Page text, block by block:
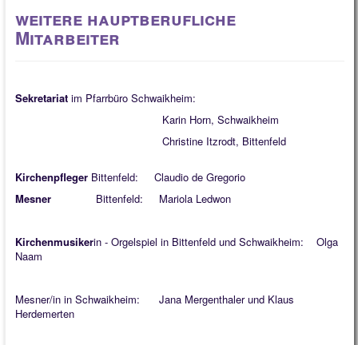
Gemeinde
Spirituelles
2026
weitere hauptberufliche
Mitarbeiter
Sekretariat im Pfarrbüro Schwaikheim:
Karin Horn, Schwaikheim
Christine Itzrodt, Bittenfeld
Kirchenpfleger Bittenfeld: Claudio de Gregorio
Mesner
Bittenfeld: Mariola Ledwon
Kirchenmusikerin - Orgelspiel in Bittenfeld und Schwaikheim: Olga
Naam
Mesner/in in Schwaikheim: Jana Mergenthaler und Klaus
Herdemerten